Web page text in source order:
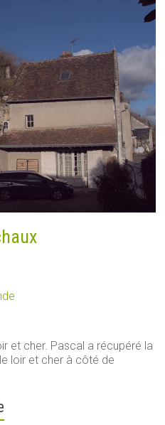
et cher. Pascal a récupéré la
loir et cher à côté de